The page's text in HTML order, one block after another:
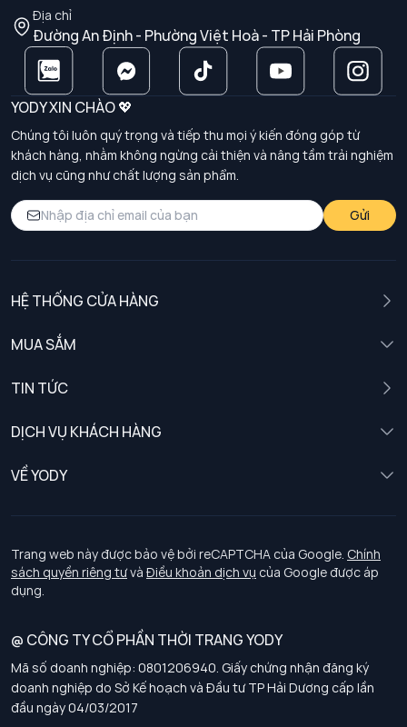
Địa chỉ
Đường An Định - Phường Việt Hoà - TP Hải Phòng
YODY XIN CHÀO 💖
Chúng tôi luôn quý trọng và tiếp thu mọi ý kiến đóng góp từ
khách hàng, nhằm không ngừng cải thiện và nâng tầm trải nghiệm
dịch vụ cũng như chất lượng sản phẩm.
Gửi
HỆ THỐNG CỬA HÀNG
MUA SẮM
TIN TỨC
DỊCH VỤ KHÁCH HÀNG
Chính sách khách hàng thân thiết
Chính sách bảo vệ dữ liệu cá nhân
Chính sách thanh toán, giao nhận
Chính sách chất lượng và an toàn sức khoẻ nghề nghiệp
Chính sách đơn đồng phục
Hướng dẫn chọn kích thước
VỀ YODY
Tuyển dụng
Trang web này được bảo vệ bởi reCAPTCHA của Google. Chính
sách quyền riêng tưvà Điều khoản dịch vụ của Google được áp
dụng.
@ CÔNG TY CỔ PHẦN THỜI TRANG YODY
Mã số doanh nghiệp: 0801206940. Giấy chứng nhận đăng ký
doanh nghiệp do Sở Kế hoạch và Đầu tư TP Hải Dương cấp lần
đầu ngày 04/03/2017